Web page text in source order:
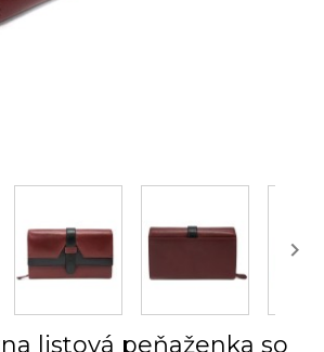

listová peňaženka so